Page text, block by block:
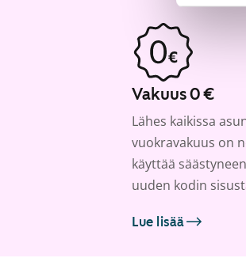
Vakuus 0 €
Lähes kaikissa
vuokravakuus on
käyttää
uuden kodin
Lue lisää